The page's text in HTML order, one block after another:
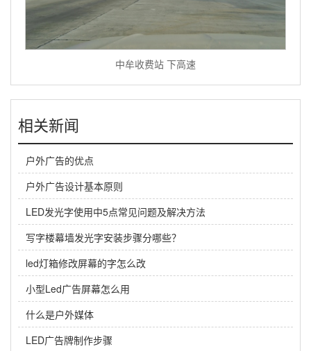
中牟收费站 下高速
相关新闻
户外广告的优点
户外广告设计基本原则
LED发光字使用中5点常见问题及解决方法
写字楼幕墙发光字安装步骤分哪些？
led灯箱修改屏幕的字怎么改
小型Led广告屏幕怎么用
什么是户外媒体
LED广告牌制作步骤